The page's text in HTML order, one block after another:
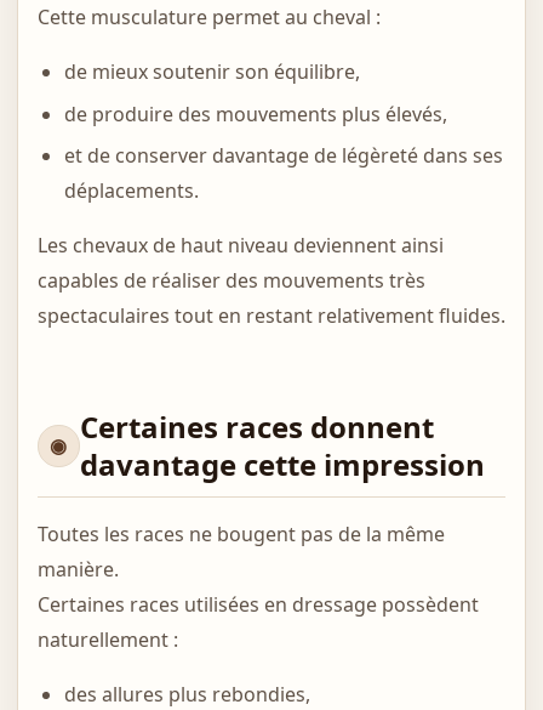
Cette musculature permet au cheval :
de mieux soutenir son équilibre,
de produire des mouvements plus élevés,
et de conserver davantage de légèreté dans ses
déplacements.
Les chevaux de haut niveau deviennent ainsi
capables de réaliser des mouvements très
spectaculaires tout en restant relativement fluides.
Certaines races donnent
davantage cette impression
Toutes les races ne bougent pas de la même
manière.
Certaines races utilisées en dressage possèdent
naturellement :
des allures plus rebondies,